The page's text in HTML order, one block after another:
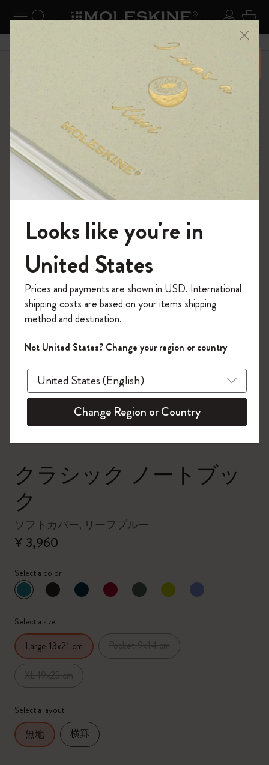
ナビゲーションの切替 ログ
検索 (キーワードなど) カ
6,500円以上のご購入で送料無料 メニ
ーを閉じる
ショップ The Original Notebook
クラシック ノートブッ
ク
ソフトカバー, リーフブルー
¥ 3,960
Select a color
選択済
*選択したカラー
Select a size
Large 13x21 cm
Select a layout
無地 横罫
モレスキンの世界へようこそ
「WELCOME10」を入力すると、初回注
文が10%オフ＋送料無料になります。セ
ール・アウトレット品は適用外。
Moleskineアカウントを作成して限定オフ
ァーや会員特典、さらに多くのインスピ
レーションを手に入れましょう。
今すぐ会員登録 !
Looks like you're in
United States
Prices and payments are shown in USD. International
shipping costs are based on your items shipping
method and destination.
Not United States? Change your region or country
Change Region or Country